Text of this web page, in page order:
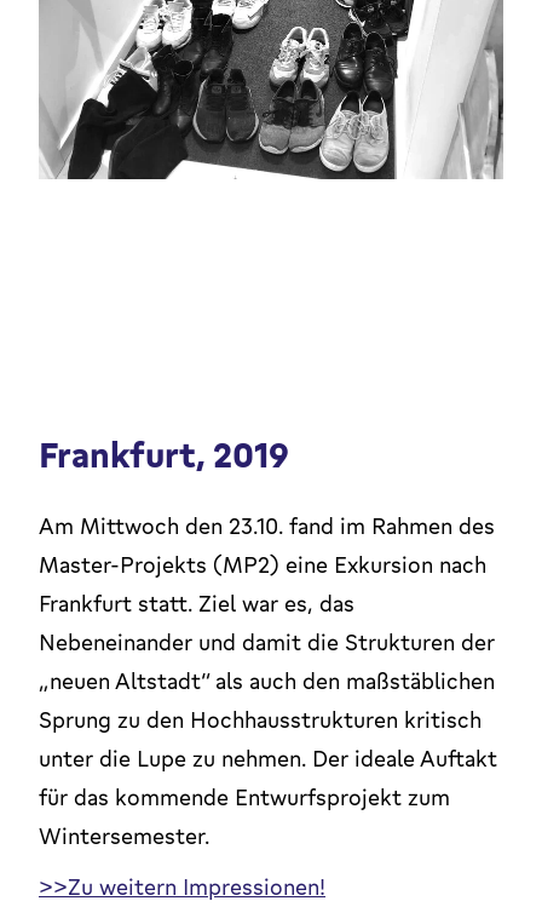
Frankfurt, 2019
Am Mittwoch den 23.10. fand im Rahmen des
Master-Projekts (MP2) eine Exkursion nach
Frankfurt statt. Ziel war es, das
Nebeneinander und damit die Strukturen der
„neuen Altstadt“ als auch den maßstäblichen
Sprung zu den Hochhausstrukturen kritisch
unter die Lupe zu nehmen. Der ideale Auftakt
für das kommende Entwurfsprojekt zum
Wintersemester.
>>Zu weitern Impressionen!